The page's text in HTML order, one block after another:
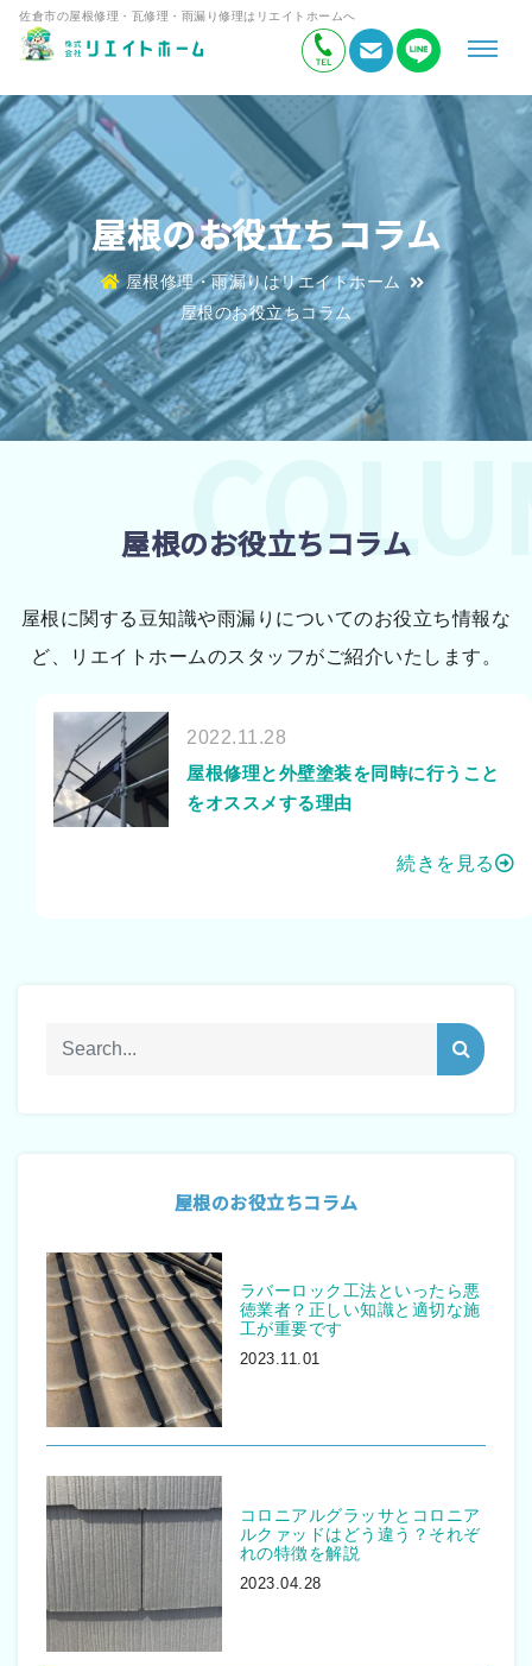
佐倉市の屋根修理・瓦修理・雨漏り修理はリエイトホームへ
屋根のお役立ちコラム
屋根修理・雨漏りはリエイトホーム
屋根のお役立ちコラム
屋根のお役立ちコラム
屋根に関する豆知識や雨漏りについてのお役立ち情報な
ど、リエイトホームのスタッフがご紹介いたします。
2022.11.28
屋根修理と外壁塗装を同時に行うこと
をオススメする理由
続きを見る
屋根のお役立ちコラム
ラバーロック工法といったら悪
徳業者？正しい知識と適切な施
工が重要です
2023.11.01
コロニアルグラッサとコロニア
ルクァッドはどう違う？それぞ
れの特徴を解説
2023.04.28